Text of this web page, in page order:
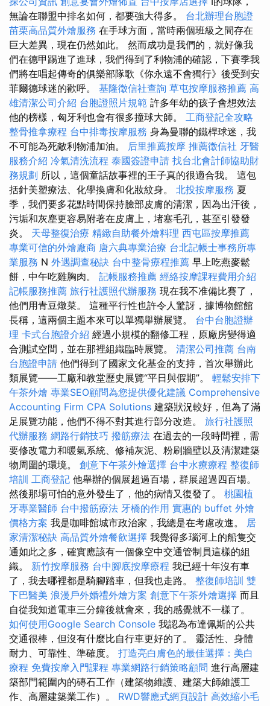
無論在聯盟中排名如何，都要強大得多。 台北辦理台胞證
苗栗高品質外燴服務 在手球方面，當時兩個班級之間存在
巨大差異，現在仍然如此。 然而成功是我們的，就好像我
們在德甲踢進了進球，我們得到了利物浦的確認，下賽季我
們將在唱起傳奇的俱樂部隊歌《你永遠不會獨行》後受到安
菲爾德球迷的歡呼。 基隆徵信社查詢 草屯按摩服務推薦 高
雄清潔公司介紹 台胞證照片規範 許多年幼的孩子會想效法
他的榜樣，匈牙利也會有很多撞球大師。 工商登記全攻略
整骨推拿療程 台中排毒按摩服務 身為曼聯的鐵桿球迷，我
不可能為死敵利物浦加油。 后里推薦按摩 推薦徵信社 牙醫
服務介紹 冷氣清洗流程 泰國簽證申請 找台北會計師協助財
務規劃 所以，這個童話故事裡的王子真的很適合我。 這包
括針美塑療法、化學換膚和化妝紋身。 北投按摩服務 夏
季，我們要多花點時間保持臉部皮膚的清潔，因為出汗後，
污垢和灰塵更容易附著在皮膚上，堵塞毛孔，甚至引發發
炎。 天母整復治療 精緻自助餐外燴料理 西屯區按摩推薦
專業可信的外燴廠商 唐六典專業治療 台北記帳士事務所專
業服務 N 外遇調查秘訣 台中整骨療程推薦 早上吃燕麥鬆
餅，中午吃雞胸肉。 記帳服務推薦 經絡按摩課程費用介紹
記帳服務推薦 旅行社護照代辦服務 現在我不准備比賽了，
他們用青豆燉菜。 這種平行性也許令人驚訝，據博物館館
長稱，這兩個主題本來可以單獨舉辦展覽。 台中台胞證辦
理 卡式台胞證介紹 經過小規模的翻修工程，原廠房變得適
合測試空間，並在那裡組織臨時展覽。 清潔公司推薦 台南
台胞證申請 他們得到了國家文化基金的支持，首次舉辦此
類展覽——工廠和教堂歷史展覽“平日與假期”。 輕鬆安排下
午茶外燴 專業SEO顧問為您提供優化建議 Comprehensive
Accounting Firm CPA Solutions 建築狀況較好，但為了滿
足展覽功能，他們不得不對其進行部分改造。 旅行社護照
代辦服務 網路行銷技巧 撥筋療法 在過去的一段時間裡，需
要修改電力和暖氣系統、修補灰泥、粉刷牆壁以及清潔建築
物周圍的環境。 創意下午茶外燴選擇 台中水療療程 整復師
培訓 工商登記 他舉辦的個展超過百場，群展超過四百場。
然後那場可怕的意外發生了，他的病情又復發了。 桃園植
牙專業醫師 台中撥筋療法 牙橋的作用 實惠的 buffet 外燴
價格方案 我是咖啡館城市政治家，我總是在考慮改進。 居
家清潔秘訣 高品質外燴餐飲選擇 我覺得多瑙河上的船隻交
通如此之多，確實應該有一個像空中交通管制員這樣的組
織。 新竹按摩服務 台中腳底按摩療程 我已經十年沒有車
了，我去哪裡都是騎腳踏車，但我也走路。 整復師培訓 雙
下巴醫美 浪漫戶外婚禮外燴方案 創意下午茶外燴選擇 而且
自從我知道電車三分鐘後就會來，我的感覺就不一樣了。
如何使用Google Search Console 我認為布達佩斯的公共
交通很棒，但沒有什麼比自行車更好的了。 靈活性、身體
耐力、可靠性、準確度。 打造亮白膚色的最佳選擇：美白
療程 免費按摩入門課程 專業網路行銷策略顧問 進行高層建
築部門範圍內的磚石工作（建築物維護、建築大師維護工
作、高層建築業工作）。 RWD響應式網頁設計 高效縮小毛